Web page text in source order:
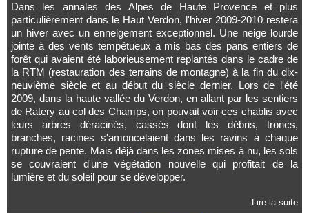
Dans les annales des Alpes de Haute Provence et plus
particulièrement dans le Haut Verdon, l'hiver 2009-2010 restera
un hiver avec un enneigement exceptionnel. Une neige lourde
jointe à des vents tempétueux a mis bas des pans entiers de
forêt qui avaient été laborieusement replantés dans le cadre de
la RTM (restauration des terrains de montagne) à la fin du dix-
neuvième siècle et au début du siècle dernier. Lors de l'été
2009, dans la haute vallée du Verdon, en allant par les sentiers
de Ratery au col des Champs, on pouvait voir ces chablis avec
leurs arbres déracinés, cassés dont les débris, troncs,
branches, racines s'amoncelaient dans les ravins à chaque
rupture de pente. Mais déjà dans les zones mises à nu, les sols
se couvraient d'une végétation nouvelle qui profitait de la
lumière et du soleil pour se développer.
Lire la suite